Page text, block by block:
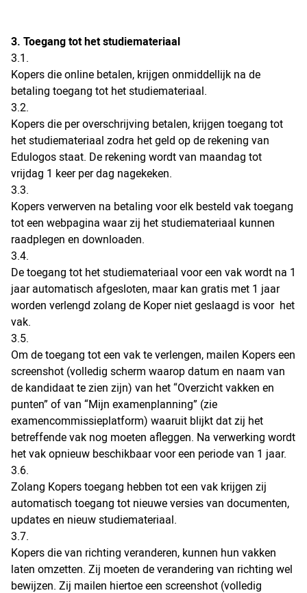
3. Toegang tot het studiemateriaal
3.1.
Kopers die online betalen, krijgen onmiddellijk na de
betaling toegang tot het studiemateriaal.
3.2.
Kopers die per overschrijving betalen, krijgen toegang tot
het studiemateriaal zodra het geld op de rekening van
Edulogos staat. De rekening wordt van maandag tot
vrijdag 1 keer per dag nagekeken.
3.3.
Kopers verwerven na betaling voor elk besteld vak toegang
tot een webpagina waar zij het studiemateriaal kunnen
raadplegen en downloaden.
3.4.
De toegang tot het studiemateriaal voor een vak wordt na 1
jaar automatisch afgesloten, maar kan gratis met 1 jaar
worden verlengd zolang de Koper niet geslaagd is voor het
vak.
3.5.
Om de toegang tot een vak te verlengen, mailen Kopers een
screenshot (volledig scherm waarop datum en naam van
de kandidaat te zien zijn) van het “Overzicht vakken en
punten” of van “Mijn examenplanning” (zie
examencommissieplatform) waaruit blijkt dat zij het
betreffende vak nog moeten afleggen. Na verwerking wordt
het vak opnieuw beschikbaar voor een periode van 1 jaar.
3.6.
Zolang Kopers toegang hebben tot een vak krijgen zij
automatisch toegang tot nieuwe versies van documenten,
updates en nieuw studiemateriaal.
3.7.
Kopers die van richting veranderen, kunnen hun vakken
laten omzetten. Zij moeten de verandering van richting wel
bewijzen. Zij mailen hiertoe een screenshot (volledig